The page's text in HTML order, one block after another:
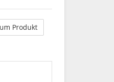
Produkt